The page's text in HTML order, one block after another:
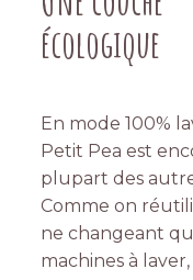
écologique
En mode 100%
Petit Pea est
plupart des
Comme on
ne changeant
machines à